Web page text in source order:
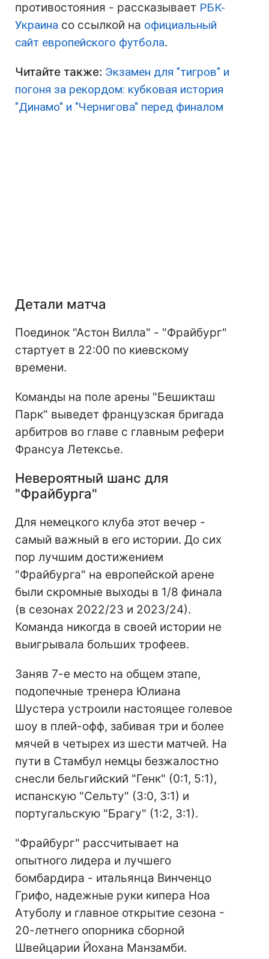
противостояния - рассказывает РБК-
Украина со ссылкой на официальный
сайт европейского футбола.
Читайте также: Экзамен для "тигров" и
погоня за рекордом: кубковая история
"Динамо" и "Чернигова" перед финалом
Детали матча
Поединок "Астон Вилла" - "Фрайбург"
стартует в 22:00 по киевскому
времени.
Команды на поле арены "Бешикташ
Парк" выведет французская бригада
арбитров во главе с главным рефери
Франсуа Летексье.
Невероятный шанс для
"Фрайбурга"
Для немецкого клуба этот вечер -
самый важный в его истории. До сих
пор лучшим достижением
"Фрайбурга" на европейской арене
были скромные выходы в 1/8 финала
(в сезонах 2022/23 и 2023/24).
Команда никогда в своей истории не
выигрывала больших трофеев.
Заняв 7-е место на общем этапе,
подопечные тренера Юлиана
Шустера устроили настоящее голевое
шоу в плей-офф, забивая три и более
мячей в четырех из шести матчей. На
пути в Стамбул немцы безжалостно
снесли бельгийский "Генк" (0:1, 5:1),
испанскую "Сельту" (3:0, 3:1) и
португальскую "Брагу" (1:2, 3:1).
"Фрайбург" рассчитывает на
опытного лидера и лучшего
бомбардира - итальянца Винченцо
Грифо, надежные руки кипера Ноа
Атуболу и главное открытие сезона -
20-летнего опорника сборной
Швейцарии Йохана Манзамби.